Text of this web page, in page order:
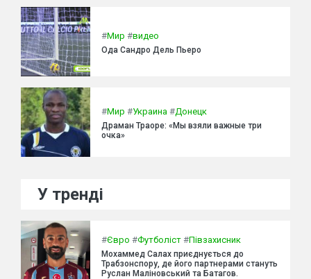
#Мир #видео
Ода Сандро Дель Пьеро
#Мир #Украина #Донецк
Драман Траоре: «Мы взяли важные три
очка»
У тренді
#Євро #Футболіст #Півзахисник
Мохаммед Салах приєднується до
Трабзонспору, де його партнерами стануть
Руслан Маліновський та Батагов.